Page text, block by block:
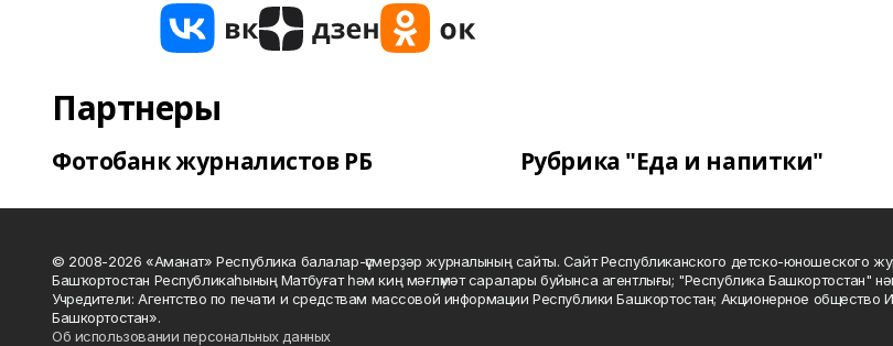
Партнеры
Фотобанк журналистов РБ Рубрика "Еда и напитки"
© 2008-2026 «Аманат» Республика балалар-үҫмерҙәр журналының сайты. Сайт Республиканского детско-юношеского
Башҡортостан Республикаһының Матбуғат һәм киң мәғлүмәт саралары буйынса агентлығы; "Республика Башкортостан"
Учредители: Агентство по печати и средствам массовой информации Республики Башкортостан; Акционерное общество
Башкортостан».
Об использовании персональных данных